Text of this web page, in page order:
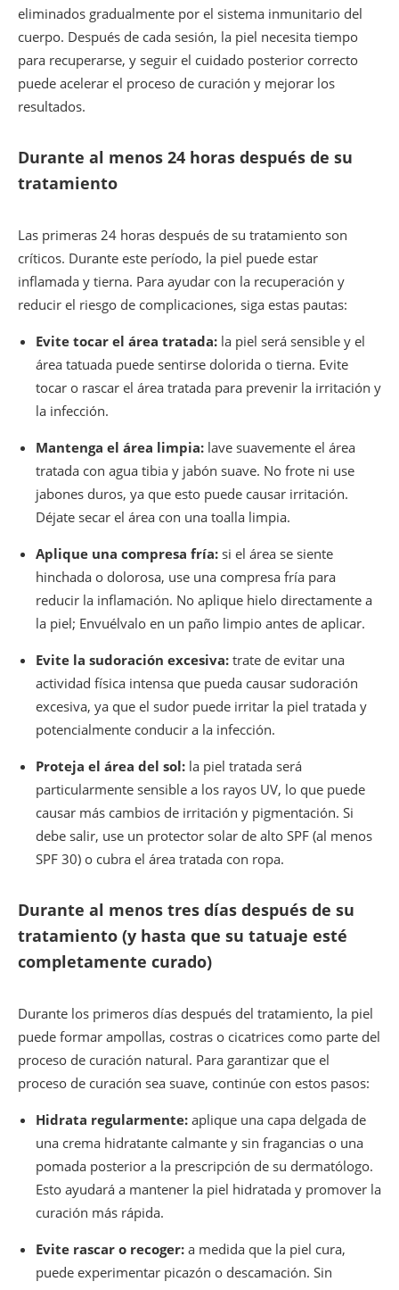
eliminados gradualmente por el sistema inmunitario del
cuerpo. Después de cada sesión, la piel necesita tiempo
para recuperarse, y seguir el cuidado posterior correcto
puede acelerar el proceso de curación y mejorar los
resultados.
Durante al menos 24 horas después de su
tratamiento
Las primeras 24 horas después de su tratamiento son
críticos. Durante este período, la piel puede estar
inflamada y tierna. Para ayudar con la recuperación y
reducir el riesgo de complicaciones, siga estas pautas:
Evite tocar el área tratada: la piel será sensible y el
área tatuada puede sentirse dolorida o tierna. Evite
tocar o rascar el área tratada para prevenir la irritación y
la infección.
Mantenga el área limpia: lave suavemente el área
tratada con agua tibia y jabón suave. No frote ni use
jabones duros, ya que esto puede causar irritación.
Déjate secar el área con una toalla limpia.
Aplique una compresa fría: si el área se siente
hinchada o dolorosa, use una compresa fría para
reducir la inflamación. No aplique hielo directamente a
la piel; Envuélvalo en un paño limpio antes de aplicar.
Evite la sudoración excesiva: trate de evitar una
actividad física intensa que pueda causar sudoración
excesiva, ya que el sudor puede irritar la piel tratada y
potencialmente conducir a la infección.
Proteja el área del sol: la piel tratada será
particularmente sensible a los rayos UV, lo que puede
causar más cambios de irritación y pigmentación. Si
debe salir, use un protector solar de alto SPF (al menos
SPF 30) o cubra el área tratada con ropa.
Durante al menos tres días después de su
tratamiento (y hasta que su tatuaje esté
completamente curado)
Durante los primeros días después del tratamiento, la piel
puede formar ampollas, costras o cicatrices como parte del
proceso de curación natural. Para garantizar que el
proceso de curación sea suave, continúe con estos pasos:
Hidrata regularmente: aplique una capa delgada de
una crema hidratante calmante y sin fragancias o una
pomada posterior a la prescripción de su dermatólogo.
Esto ayudará a mantener la piel hidratada y promover la
curación más rápida.
Evite rascar o recoger: a medida que la piel cura,
puede experimentar picazón o descamación. Sin